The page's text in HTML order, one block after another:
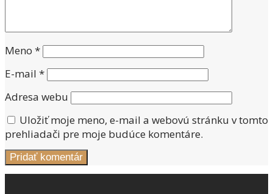
Meno *
E-mail *
Adresa webu
Uložiť moje meno, e-mail a webovú stránku v tomto
prehliadači pre moje budúce komentáre.